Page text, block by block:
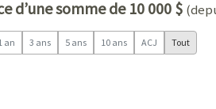
d’une somme de 10 000 $
an 3 ans 5 ans 10 ans ACJ Tout